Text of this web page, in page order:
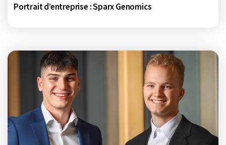
Portrait d’entreprise : Sparx Genomics